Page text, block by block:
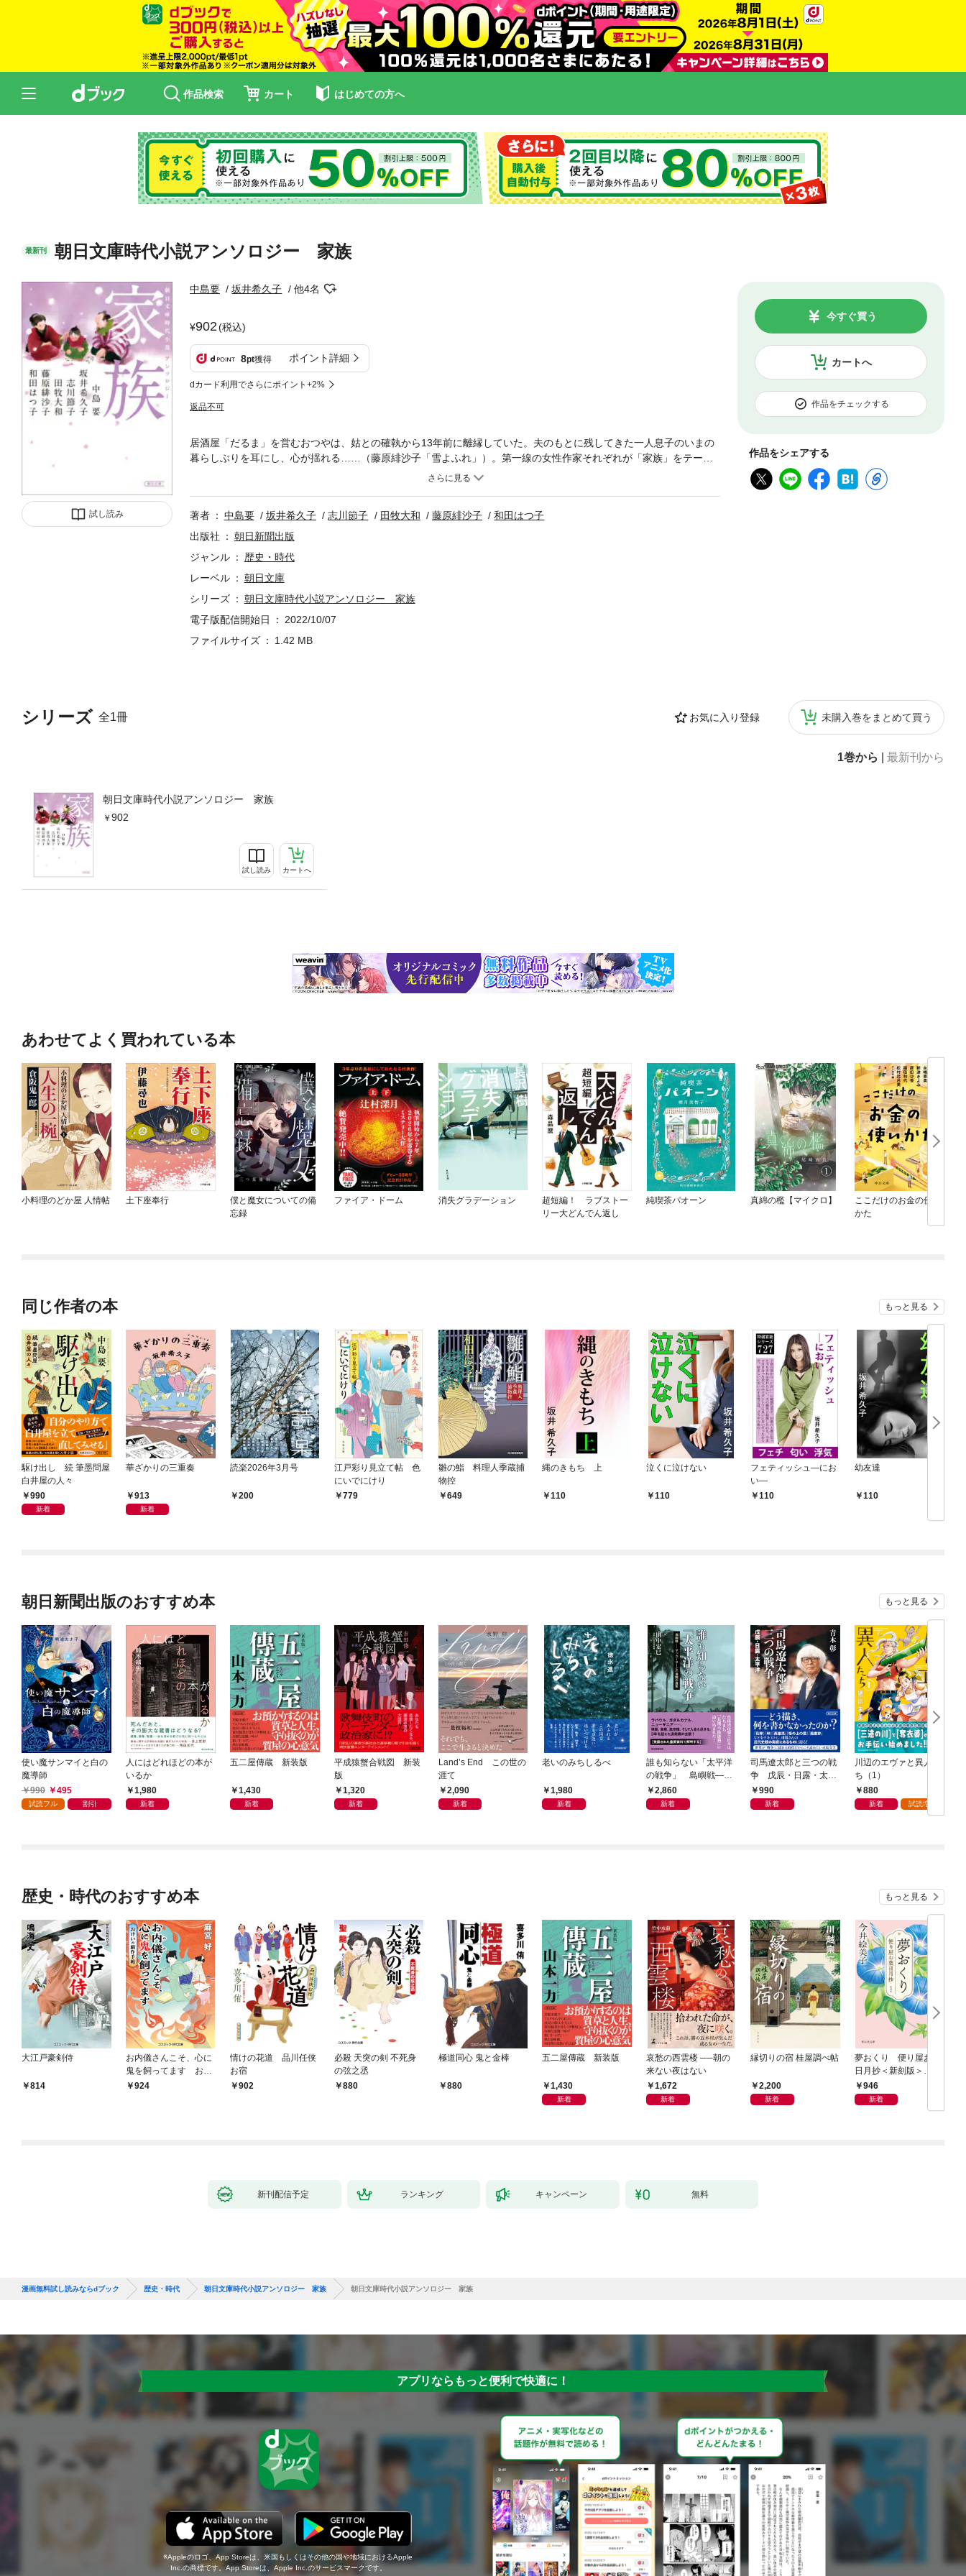
作品検索 カート はじめての方へ
最新刊 朝日文庫時代小説アンソロジー 家族
試し読み
中島要 坂井希久子 他4名
902(税込)
8pt獲得 ポイント詳細
dカード利用でさらにポイント+2%
返品不可
カートへ
今すぐ買う
作品をチェックする
作品をシェアする
シリーズ 全1冊 お気に入り登録 未購入巻をまとめて買う
1巻から 最新刊から
朝日文庫時代小説アンソロジー 家族
902
試し読み カートへ
居酒屋「だるま」を営むおつやは、姑との確執から13年前に離縁していた。夫のもとに残してきた一人息子のいまの
暮らしぶりを耳にし、心が揺れる……（藤原緋沙子「雪よふれ」）。第一線の女性作家それぞれが「家族」をテーマ
著者 中島要 坂井希久子 志川節子 田牧大和 藤原緋沙子
和田はつ子
出版社
朝日新聞出版
ジャンル
歴史・時代
レーベル
朝日文庫
シリーズ
朝日文庫時代小説アンソロジー 家族
電子版配信開始日
2022/10/07
ファイルサイズ
1.42 MB
あわせてよく買われている本
小料理のどか屋 人情帖 土下座奉行
僕と魔女についての備
忘録
ファイア・ドーム 消失グラデーション
超短編！ ラブストー
リー大どんでん返し
純喫茶パオーン 真綿の檻【マイクロ】
ここだけのお金の使い
かた
同じ作者の本 もっと見る
駆け出し 続 筆墨問屋
白井屋の人々
990
新着
華ざかりの三重奏
913
新着
読楽2026年3月号
200
江戸彩り見立て帖 色
にいでにけり
779
雛の鮨 料理人季蔵捕
物控
649
縄のきもち 上
110
泣くに泣けない
110
フェティッシュ―にお
い―
110
幼友達
110
朝日新聞出版のおすすめ本 もっと見る
使い魔サンマイと白の
魔導師
990
495
試読フル 割引
人にはどれほどの本が
いるか
1,980
新着
五二屋傳蔵 新装版
1,430
新着
平成猿蟹合戦図 新装
版
1,320
新着
Land’s End この世の
涯て
2,090
新着
老いのみちしるべ
1,980
新着
誰も知らない「太平洋
の戦争」 島嶼戦――
マッカーサーとの激闘
の真実
2,860
新着
司馬遼太郎と三つの戦
争 戊辰・日露・太平
洋990
新着
川辺のエヴァと異人た
ち（1）
880
新着 試読増量
歴史・時代のおすすめ本 もっと見る
大江戸豪剣侍
814
お内儀さんこそ、心に
鬼を飼ってます おけ
いの戯作手帖
924
情けの花道 品川任侠
お宿
902
必殺 天突の剣 不死身
の弦之丞
880
極道同心 鬼と金棒
880
五二屋傳蔵 新装版
1,430
新着
哀愁の西雲楼 ──朝の
来ない夜はない
1,672
新着
縁切りの宿 桂屋調べ帖
2,200
新着
夢おくり 便り屋お葉
日月抄＜新刻版＞
［1］
946
新着
新刊配信予定 ランキング キャンペーン 無料
漫画無料試し読みならdブック 歴史・時代 朝日文庫時代小説アンソロジー 家族 朝日文庫時代小説アンソロジー 家族
アプリならもっと便利で快適に！
Appleのロゴ、App Storeは、米国もしくはその他の国や地域におけるApple
Inc.の商標です。App Storeは、Apple Inc.のサービスマークです。